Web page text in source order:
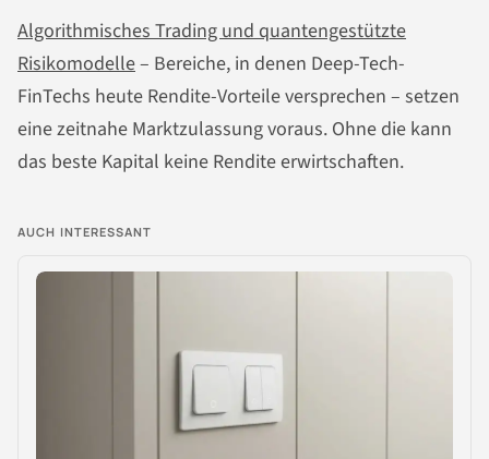
Algorithmisches Trading und quantengestützte
Risikomodelle– Bereiche, in denen Deep-Tech-
FinTechs heute Rendite-Vorteile versprechen – setzen
eine zeitnahe Marktzulassung voraus. Ohne die kann
das beste Kapital keine Rendite erwirtschaften.
AUCH INTERESSANT